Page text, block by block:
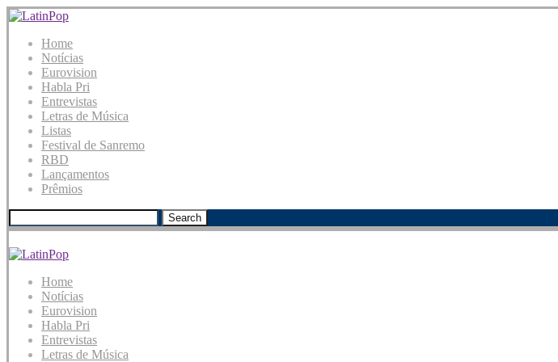
Home
Notícias
Eurovision
Habla Pri
Entrevistas
Letras de Música
Listas
Festival de Sanremo
RBD
Lançamentos
Prêmios
Search
Home
Notícias
Eurovision
Habla Pri
Entrevistas
Letras de Música